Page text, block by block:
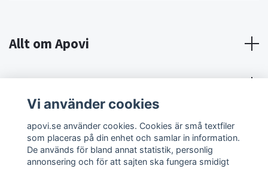
Allt om Apovi
Om Apovi
Sociala medier
Vi använder cookies
apovi.se använder cookies. Cookies är små textfiler
som placeras på din enhet och samlar in information.
De används för bland annat statistik, personlig
annonsering och för att sajten ska fungera smidigt